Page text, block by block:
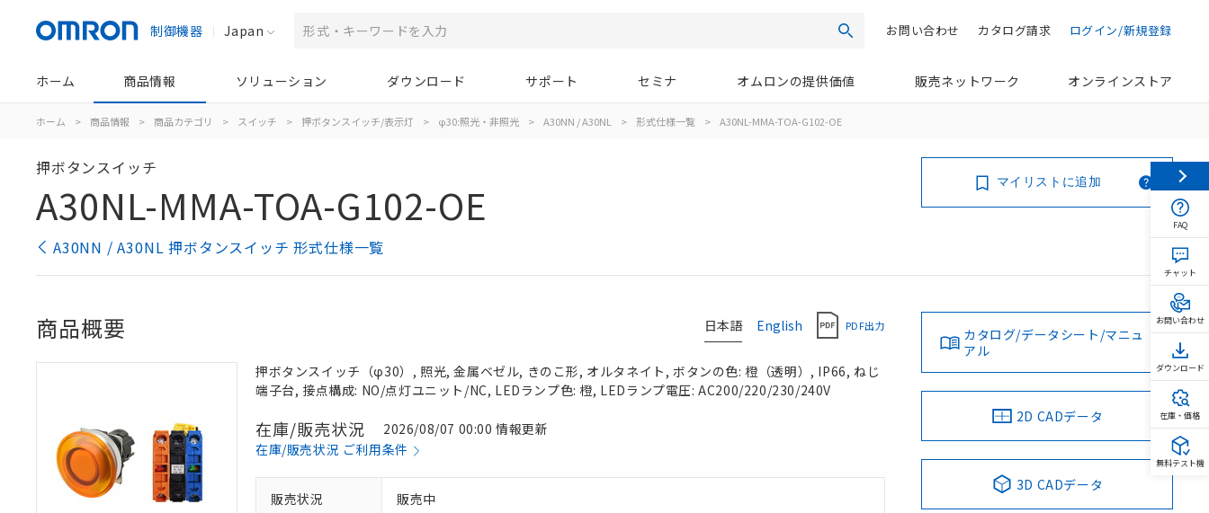
制御機器 Japan 検索 ログイン/新規登録
カタログ請求
お問い合わせ
ホーム 商品情報 ソリューション ダウンロード サポート セミナ オムロンの提供価値 販売ネットワーク オンラインストア
ホーム > 商品情報 > 商品カテゴリ > スイッチ > 押ボタンスイッチ/表示灯 > φ30:照光・非照光 > A30NN / A30NL > 形式仕様一覧 > A30NL-MMA-TOA-G102-OE
押ボタンスイッチ
A30NL-MMA-TOA-G102-OE
A30NN / A30NL 押ボタンスイッチ 形式仕様一覧
マイリストに追加
日本語 English PDF出力
商品概要
押ボタンスイッチ（φ30）, 照光, 金属ベゼル, きのこ形, オルタネイト, ボタンの色: 橙（透明）, IP66, ねじ
端子台, 接点構成: NO/点灯ユニット/NC, LEDランプ色: 橙, LEDランプ電圧: AC200/220/230/240V
在庫/販売状況
2026/08/07 00:00 情報更新
在庫/販売状況 ご利用条件
販売状況 販売中
カタログ/データシート/マニュ
アル
2D CADデータ
3D CADデータ
FAQ
チャット
お問い合わせ
ダウンロード
在庫・価格
無料テスト機